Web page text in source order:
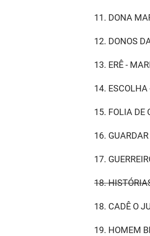
11. DONA
12. DONOS
13. ERÊ -
14. ESCOLHA
15. FOLIA DE
16.
17.
18.
18. CADÊ O
19. HOMEM